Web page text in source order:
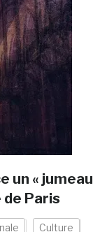
un « jumeau
Paris
Culture